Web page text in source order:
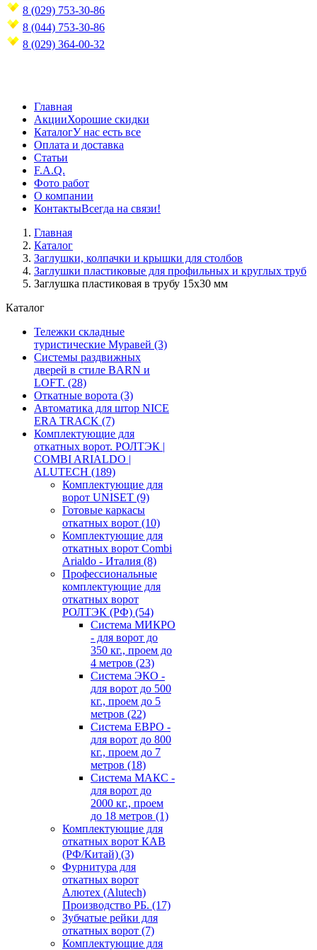
8 (029) 753-30-86
8 (044) 753-30-86
8 (029) 364-00-32
Главная
АкцииХорошие скидки
КаталогУ нас есть все
Оплата и доставка
Статьи
F.A.Q.
Фото работ
О компании
КонтактыВсегда на связи!
Главная
Каталог
Заглушки, колпачки и крышки для столбов
Заглушки пластиковые для профильных и круглых труб
Заглушка пластиковая в трубу 15х30 мм
Каталог
Тележки складные
туристические Муравей (3)
Системы раздвижных
дверей в стиле BARN и
LOFT. (28)
Откатные ворота (3)
Автоматика для штор NICE
ERA TRACK (7)
Комплектующие для
откатных ворот. РОЛТЭК |
COMBI ARIALDO |
ALUTECH (189)
Комплектующие для
ворот UNISET (9)
Готовые каркасы
откатных ворот (10)
Комплектующие для
откатных ворот Combi
Arialdo - Италия (8)
Профессиональные
комплектующие для
откатных ворот
РОЛТЭК (РФ) (54)
Система МИКРО
- для ворот до
350 кг., проем до
4 метров (23)
Система ЭКО -
для ворот до 500
кг., проем до 5
метров (22)
Система ЕВРО -
для ворот до 800
кг., проем до 7
метров (18)
Система МАКС -
для ворот до
2000 кг., проем
до 18 метров (1)
Комплектующие для
откатных ворот КАВ
(РФ/Китай) (3)
Фурнитура для
откатных ворот
Алютех (Alutech)
Производство РБ. (17)
Зубчатые рейки для
откатных ворот (7)
Комплектующие для